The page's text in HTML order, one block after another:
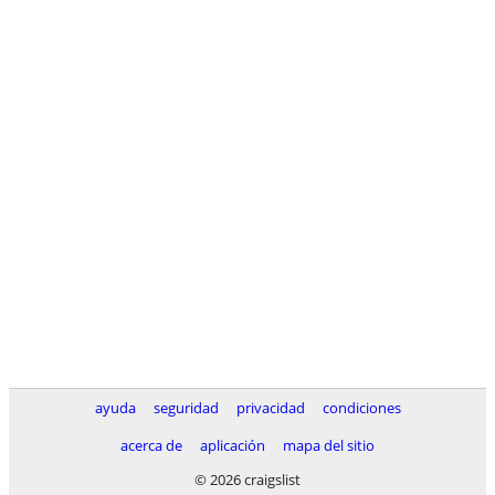
ayuda seguridad privacidad
condiciones
acerca de
aplicación
mapa del sitio
© 2026 craigslist